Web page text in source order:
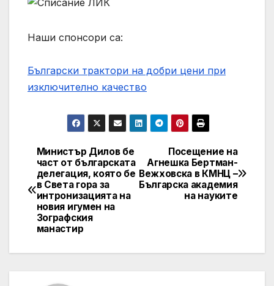
Наши спонсори са:
Български трактори на добри цени при
изключително качество
Post
navigation
Посещение на
Агнешка Бертман-
Вежховска в КМНЦ –
Българска академия
на науките
Министър Дилов бе
част от българската
делегация, която бе
в Света гора за
интронизацията на
новия игумен на
Зографския
манастир